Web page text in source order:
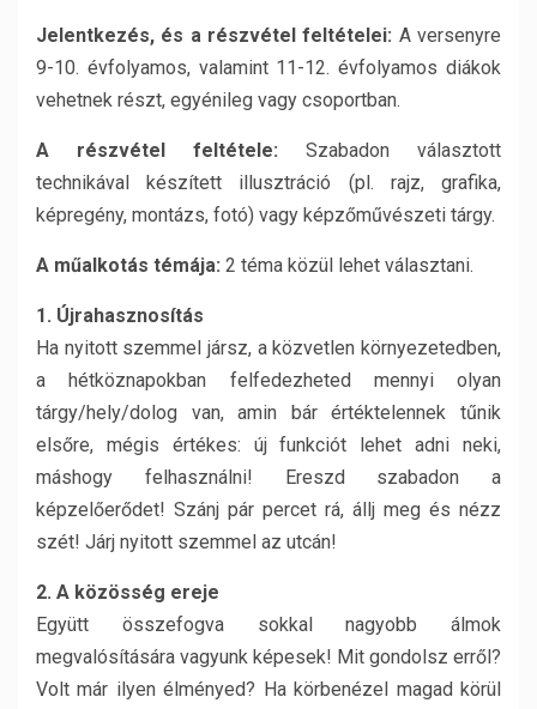
Jelentkezés, és a részvétel feltételei: A versenyre
9-10. évfolyamos, valamint 11-12. évfolyamos diákok
vehetnek részt, egyénileg vagy csoportban.
A részvétel feltétele: Szabadon választott
technikával készített illusztráció (pl. rajz, grafika,
képregény, montázs, fotó) vagy képzőművészeti tárgy.
A műalkotás témája: 2 téma közül lehet választani.
1. Újrahasznosítás
Ha nyitott szemmel jársz, a közvetlen környezetedben,
a hétköznapokban felfedezheted mennyi olyan
tárgy/hely/dolog van, amin bár értéktelennek tűnik
elsőre, mégis értékes: új funkciót lehet adni neki,
máshogy felhasználni! Ereszd szabadon a
képzelőerődet! Szánj pár percet rá, állj meg és nézz
szét! Járj nyitott szemmel az utcán!
2. A közösség ereje
Együtt összefogva sokkal nagyobb álmok
megvalósítására vagyunk képesek! Mit gondolsz erről?
Volt már ilyen élményed? Ha körbenézel magad körül